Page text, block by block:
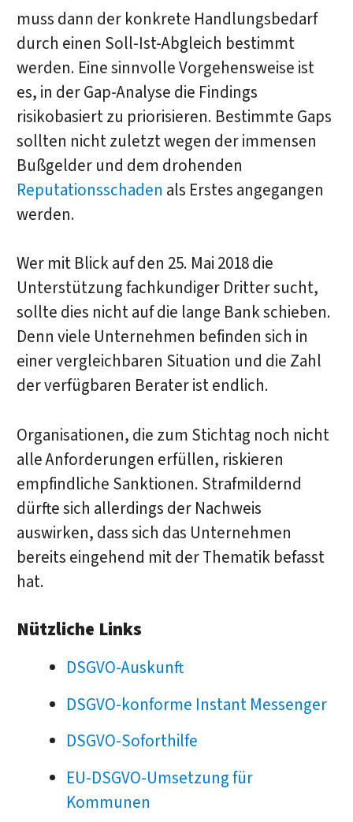
muss dann der konkrete Handlungsbedarf
durch einen Soll-Ist-Abgleich bestimmt
werden. Eine sinnvolle Vorgehensweise ist
es, in der Gap-Analyse die Findings
risikobasiert zu priorisieren. Bestimmte Gaps
sollten nicht zuletzt wegen der immensen
Bußgelder und dem drohenden
Reputationsschaden als Erstes angegangen
werden.
Wer mit Blick auf den 25. Mai 2018 die
Unterstützung fachkundiger Dritter sucht,
sollte dies nicht auf die lange Bank schieben.
Denn viele Unternehmen befinden sich in
einer vergleichbaren Situation und die Zahl
der verfügbaren Berater ist endlich.
Organisationen, die zum Stichtag noch nicht
alle Anforderungen erfüllen, riskieren
empfindliche Sanktionen. Strafmildernd
dürfte sich allerdings der Nachweis
auswirken, dass sich das Unternehmen
bereits eingehend mit der Thematik befasst
hat.
Nützliche Links
DSGVO-Auskunft
DSGVO-konforme Instant Messenger
DSGVO-Soforthilfe
EU-DSGVO-Umsetzung für
Kommunen